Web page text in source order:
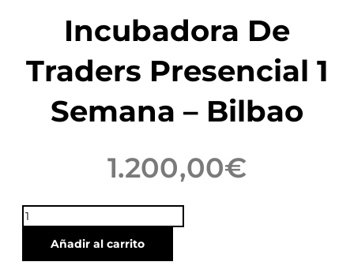
Incubadora De
Traders Presencial 1
Semana – Bilbao
1.200,00€
Incubadora
Traders
Presencial
Añadir al carrito